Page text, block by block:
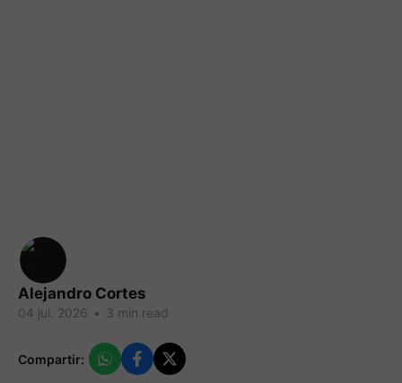
Alejandro Cortes
04 jul. 2026 • 3 min read
Compartir: